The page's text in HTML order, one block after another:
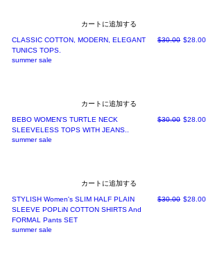
カートに追加する
CLASSIC COTTON, MODERN, ELEGANT
TUNICS TOPS.
通常価格
$30.00 セール価格
$28.00
summer sale
カートに追加する
BEBO WOMEN'S TURTLE NECK
SLEEVELESS TOPS WITH JEANS..
通常価格
$30.00 セール価格
$28.00
summer sale
カートに追加する
STYLISH Women's SLIM HALF PLAIN
SLEEVE POPLiN COTTON SHIRTS And
FORMAL Pants SET
通常価格
$30.00 セール価格
$28.00
summer sale